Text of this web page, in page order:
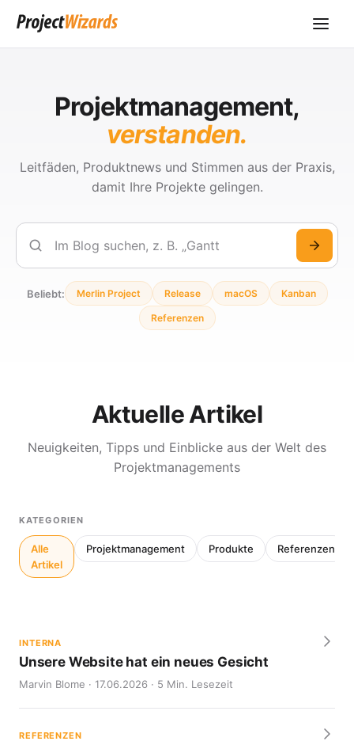
Projektmanagement,
verstanden.
Leitfäden, Produktnews und Stimmen aus der Praxis,
damit Ihre Projekte gelingen.
Suchen
Beliebt: Merlin Project Release macOS Kanban
Referenzen
Aktuelle Artikel
Neuigkeiten, Tipps und Einblicke aus der Welt des
Projektmanagements
KATEGORIEN
Alle
Artikel
Projektmanagement Produkte Referenzen
INTERNA
Unsere Website hat ein neues Gesicht
Marvin Blome · 17.06.2026 · 5 Min. Lesezeit
REFERENZEN